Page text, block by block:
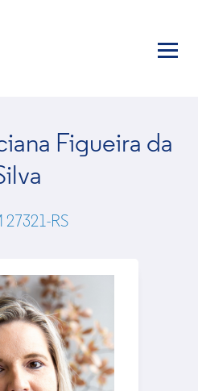
Figueira da
27321-RS